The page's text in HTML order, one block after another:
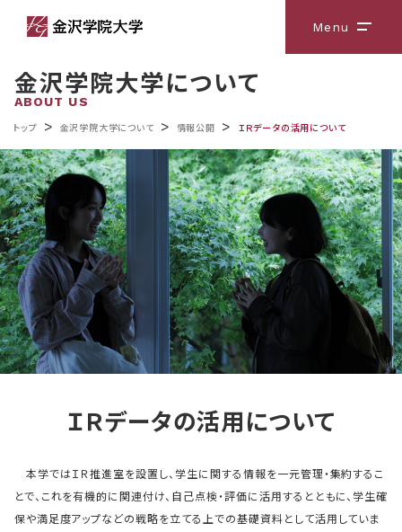
Menu メニ
金沢学院大学について
ABOUT US
トップ > 金沢学院大学について > 情報公開 > ＩＲデータの活用について
ＩＲデータの活用について
本学ではＩＲ推進室を設置し、学生に関する情報を一元管理・集約するこ
とで、これを有機的に関連付け、自己点検・評価に活用するとともに、学生確
保や満足度アップなどの戦略を立てる上での基礎資料として活用していま